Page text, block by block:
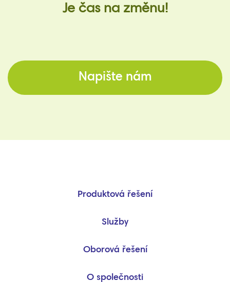
Je čas na změnu!
Napište nám
Produktová řešení
Služby
Oborová řešení
O společnosti